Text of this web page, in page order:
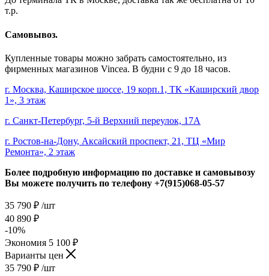
т.р.
Самовывоз.
Купленные товары можно забрать самостоятельно, из
фирменных магазинов Vincea. В будни с 9 до 18 часов.
г. Москва, Каширское шоссе, 19 корп.1, ТК «Каширский двор
1», 3 этаж
г. Санкт-Петербург, 5-й Верхний переулок, 17А
г. Ростов-на-Дону, Аксайский проспект, 21, ТЦ «Мир
Ремонта», 2 этаж
Более подробную информацию по доставке и самовывозу
Вы можете получить по телефону +7(915)068-05-57
35 790 ₽ /шт
40 890 ₽
-10%
Экономия 5 100 ₽
Варианты цен
35 790 ₽ /шт